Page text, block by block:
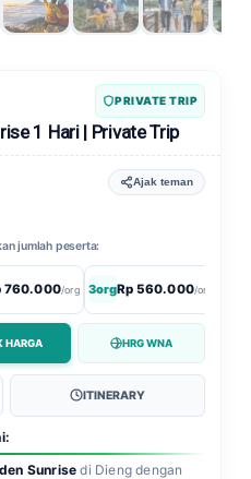
PRIVATE TRIP
1 Hari | Private Trip
Ajak teman
jumlah peserta:
760.000/org 3orgRp 560.000/org
HARGA HRG WNA
ITINERARY
Sunrisedi Dieng dengan